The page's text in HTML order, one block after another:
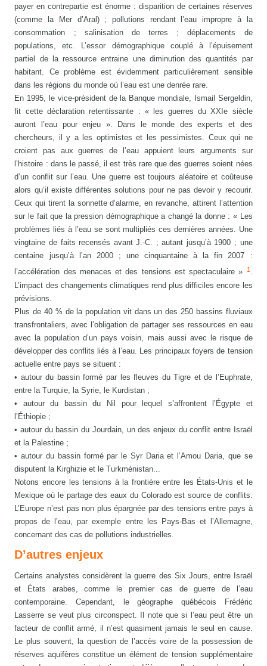
payer en contrepartie est énorme : disparition de certaines réserves
(comme la Mer d’Aral) ; pollutions rendant l’eau impropre à la
consommation ; salinisation de terres ; déplacements de
populations, etc. L’essor démographique couplé à l’épuisement
partiel de la ressource entraine une diminution des quantités par
habitant. Ce problème est évidemment particulièrement sensible
dans les régions du monde où l’eau est une denrée rare.
En 1995, le vice-président de la Banque mondiale, Ismail Sergeldin,
fit cette déclaration retentissante : « les guerres du XXIe siècle
auront l’eau pour enjeu ». Dans le monde des experts et des
chercheurs, il y a les optimistes et les pessimistes. Ceux qui ne
croient pas aux guerres de l’eau appuient leurs arguments sur
l’histoire : dans le passé, il est très rare que des guerres soient nées
d’un conflit sur l’eau. Une guerre est toujours aléatoire et coûteuse
alors qu’il existe différentes solutions pour ne pas devoir y recourir.
Ceux qui tirent la sonnette d’alarme, en revanche, attirent l’attention
sur le fait que la pression démographique a changé la donne : « Les
problèmes liés à l’eau se sont multipliés ces dernières années. Une
vingtaine de faits recensés avant J.-C. ; autant jusqu’à 1900 ; une
centaine jusqu’à l’an 2000 ; une cinquantaine à la fin 2007 :
l’accélération des menaces et des tensions est spectaculaire »
1.
L’impact des changements climatiques rend plus difficiles encore les
prévisions.
Plus de 40 % de la population vit dans un des 250 bassins fluviaux
transfrontaliers, avec l’obligation de partager ses ressources en eau
avec la population d’un pays voisin, mais aussi avec le risque de
développer des conflits liés à l’eau. Les principaux foyers de tension
actuelle entre pays se situent :
• autour du bassin formé par les fleuves du Tigre et de l’Euphrate,
entre la Turquie, la Syrie, le Kurdistan ;
• autour du bassin du Nil pour lequel s’affrontent l’Égypte et
l’Éthiopie ;
• autour du bassin du Jourdain, un des enjeux du conflit entre Israël
et la Palestine ;
• autour du bassin formé par le Syr Daria et l’Amou Daria, que se
disputent la Kirghizie et le Turkménistan...
Notons encore les tensions à la frontière entre les États-Unis et le
Mexique où le partage des eaux du Colorado est source de conflits.
L’Europe n’est pas non plus épargnée par des tensions entre pays à
propos de l’eau, par exemple entre les Pays-Bas et l’Allemagne,
concernant des cas de pollutions industrielles.
D’autres enjeux
Certains analystes considèrent la guerre des Six Jours, entre Israël
et États arabes, comme le premier cas de guerre de l’eau
contemporaine. Cependant, le géographe québécois Frédéric
Lasserre se veut plus circonspect. Il note que si l’eau peut être un
facteur de conflit armé, il n’est quasiment jamais le seul en cause.
Le plus souvent, la question de l’accès voire de la possession de
réserves aquifères constitue un élément de tension supplémentaire